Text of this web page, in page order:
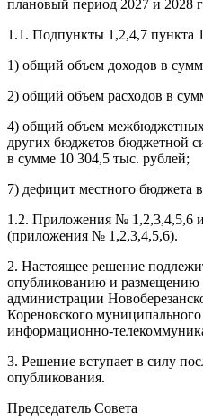
плановый период 2027 и 2028
1.1. Подпункты 1,2,4,7 пункта
1) общий объем доходов в
2) общий объем расходов в
4) общий объем
других бюджетов бюджетной
в сумме 10 304,5 тыс. рублей;
7) дефицит местного бюджета
1.2. Приложения № 1,2,3,4,5,6
(приложения № 1,2,3,4,5,6).
2. Настоящее решение
опубликованию и размещению
администрации
Кореновского
информационно-
3. Решение вступает в силу
опубликования.
Председатель